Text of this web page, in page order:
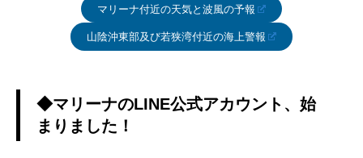
マリーナ付近の天気と波風の予報
山陰沖東部及び若狭湾付近の海上警報
◆マリーナのLINE公式アカウント、始
まりました！